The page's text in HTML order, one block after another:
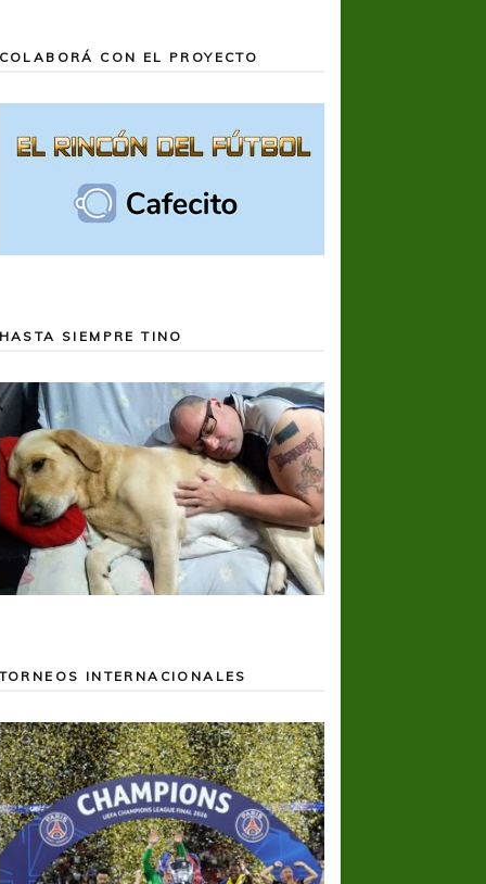
COLABORÁ CON EL PROYECTO
HASTA SIEMPRE TINO
TORNEOS INTERNACIONALES